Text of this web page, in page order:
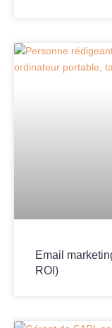
Email
ROI)